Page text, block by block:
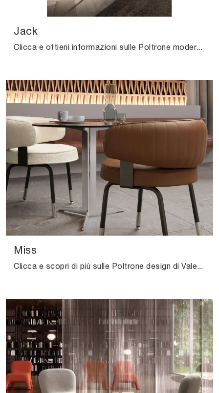
Jack
Clicca e ottieni informazioni sulle Poltrone moderne di Valentini! Diversi modelli in pelle, come Jack, ti aspettano.
Miss
Clicca e scopri di più sulle Poltrone design di Valentini! Vari modelli in pelle, come Miss, ti aspettano.